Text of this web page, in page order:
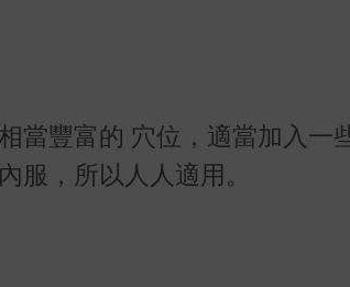
當豐富的 穴位，適當加入一
服，所以人人適用。